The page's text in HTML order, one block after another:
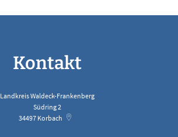
Kontakt
Landkreis Waldeck-Frankenberg
Südring 2
34497 Korbach